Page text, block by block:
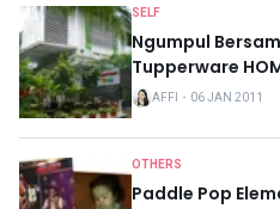
SELF
Ngumpul
Tupperware
AFFI ・ 06 JAN 2011
OTHERS
Paddle Pop